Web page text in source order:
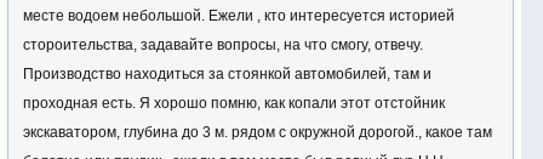
месте водоем небольшой. Ежели , кто интересуется историей
стороительства, задавайте вопросы, на что смогу, отвечу.
Производство находиться за стоянкой автомобилей, там и
проходная есть. Я хорошо помню, как копали этот отстойник
экскаватором, глубина до 3 м. рядом с окружной дорогой., какое там